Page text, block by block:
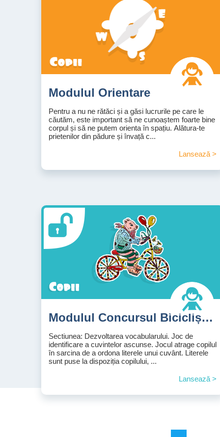
Modulul Orientare
Pentru a nu ne rătăci și a găsi lucrurile pe care le
căutăm, este important să ne cunoaștem foarte bine
corpul și să ne putem orienta în spațiu. Alătura-te
prietenilor din pădure și învață c...
Lansează >
Modulul Concursul Bicicliștilor
Sectiunea: Dezvoltarea vocabularului. Joc de
identificare a cuvintelor ascunse. Jocul atrage copilul
în sarcina de a ordona literele unui cuvânt. Literele
sunt puse la dispoziția copilului, ...
Lansează >